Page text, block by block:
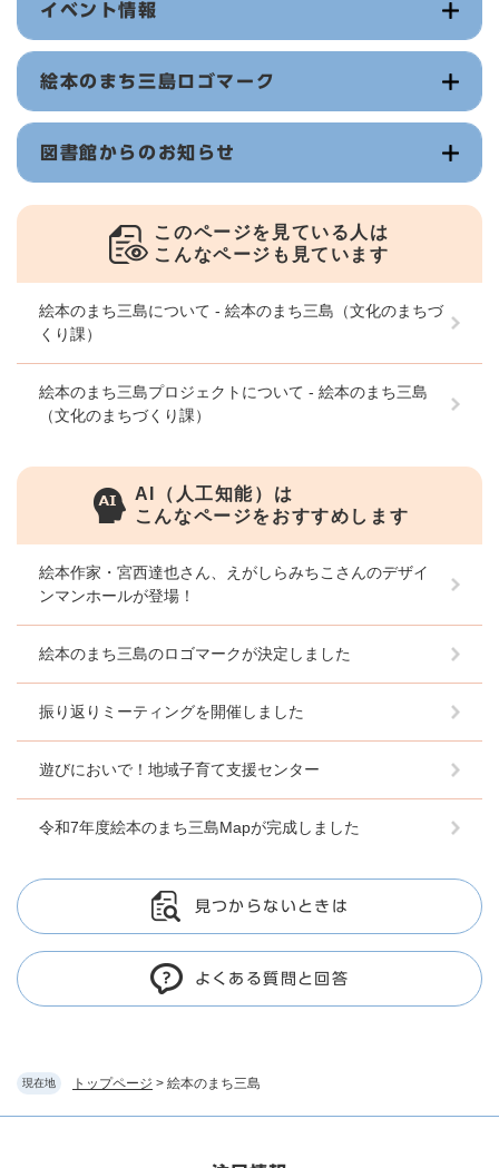
現在地 トップページ > 絵本のまち三島
イベント情報
絵本のまち三島ロゴマーク
図書館からのお知らせ
このページを見ている人は
こんなページも見ています
絵本のまち三島について - 絵本のまち三島（文化のまちづ
くり課）
絵本のまち三島プロジェクトについて - 絵本のまち三島
（文化のまちづくり課）
AI（人工知能）は
こんなページをおすすめします
絵本作家・宮西達也さん、えがしらみちこさんのデザイ
ンマンホールが登場！
絵本のまち三島のロゴマークが決定しました
振り返りミーティングを開催しました
遊びにおいで！地域子育て支援センター
令和7年度絵本のまち三島Mapが完成しました
見つからないときは
よくある質問と回答